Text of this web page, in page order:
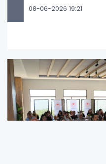
08-06-2026 19:21